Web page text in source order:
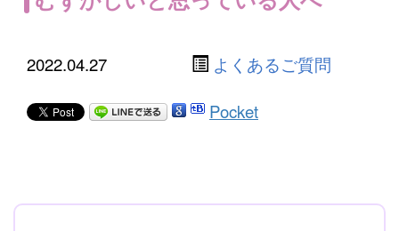
2022.04.27 よくあるご質問
Pocket